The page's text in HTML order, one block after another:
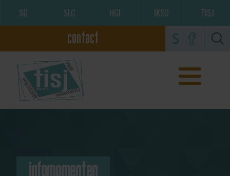
SG SLC HGI IKSO TISJ
contact
infomomenten